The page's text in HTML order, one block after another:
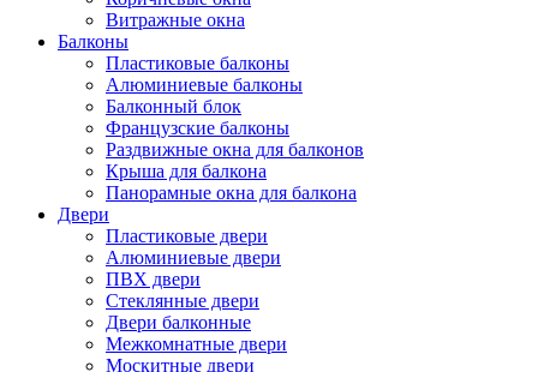
Витражные окна
Балконы
Пластиковые балконы
Алюминиевые балконы
Балконный блок
Французские балконы
Раздвижные окна для балконов
Крыша для балкона
Панорамные окна для балкона
Двери
Пластиковые двери
Алюминиевые двери
ПВХ двери
Стеклянные двери
Двери балконные
Межкомнатные двери
Москитные двери